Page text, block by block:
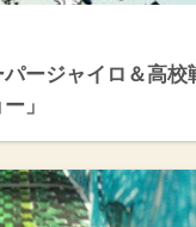
ージャイロ＆高校
」